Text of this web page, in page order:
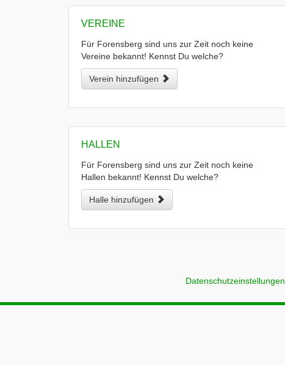
VEREINE
Für Forensberg sind uns zur Zeit noch keine
Vereine bekannt! Kennst Du welche?
Verein hinzufügen
HALLEN
Für Forensberg sind uns zur Zeit noch keine
Hallen bekannt! Kennst Du welche?
Halle hinzufügen
Datenschutzeinstellungen